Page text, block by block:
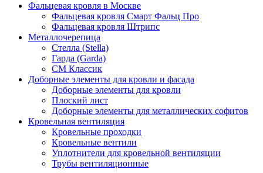
Фальцевая кровля в Москве
Фальцевая кровля Смарт Фальц Про
Фальцевая кровля Штрипс
Металлочерепица
Стелла (Stella)
Гарда (Garda)
СМ Классик
Доборные элементы для кровли и фасада
Доборные элементы для кровли
Плоский лист
Доборные элементы для металлических софитов
Кровельная вентиляция
Кровельные проходки
Кровельные вентили
Уплотнители для кровельной вентиляции
Трубы вентиляционные